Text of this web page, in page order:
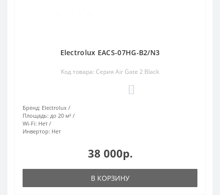
Electrolux EACS-07HG-B2/N3
Код товара: Серия Air Gate 2 Black
Бренд: Electrolux
Площадь: до 20 м²
Wi-Fi: Нет
Инвертор: Нет
38 000р.
В КОРЗИНУ